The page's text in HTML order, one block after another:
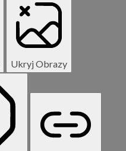
Ukryj Obrazy